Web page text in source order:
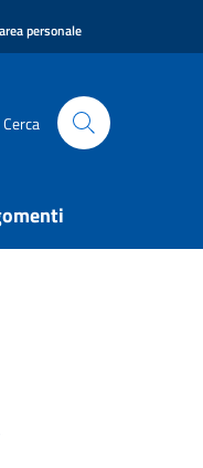
personale
Cerca